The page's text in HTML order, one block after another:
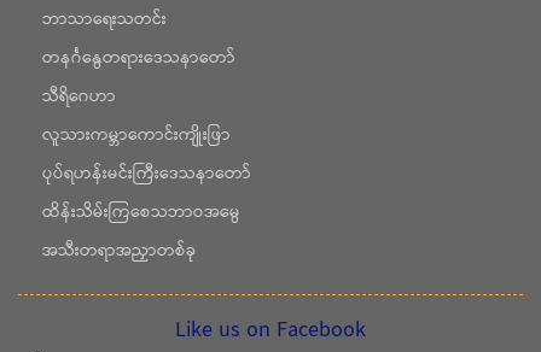
ဘာသာရေးသတင်း
တနင်္ဂနွေတရားဒေသနာတော်
သီရိဂေဟာ
လူသားကမ္ဘာကောင်းကျိုးဖြာ
ပုပ်ရဟန်းမင်းကြီးဒေသနာတော်
ထိန်းသိမ်းကြစေသဘာဝအမွေ
အသီးတရာအညှာတစ်ခု
Like us on Facebook